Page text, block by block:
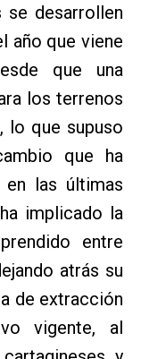
desarrollen
año que viene
que una
los terrenos
lo que supuso
que ha
en las últimas
implicado la
entre
atrás su
de extracción
vigente, al